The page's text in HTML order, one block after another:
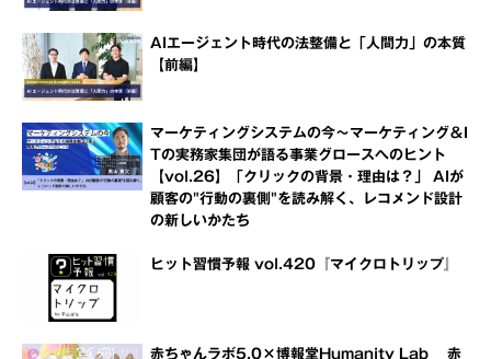
AIエージェント時代の法整備と「人間力」の本質
【前編】
マーケティングシステムの今～マーケティング＆I
Tの実務家集団が語る事業グロースへのヒント
【vol.26】「クリックの背景・理由は？」 AIが
顧客の"行動の裏側"を読み解く、レコメンド設計
の新しいかたち
ヒット習慣予報 vol.420『マイクロトリップ』
赤ちゃんラボ5.0×博報堂Humanity Lab 赤